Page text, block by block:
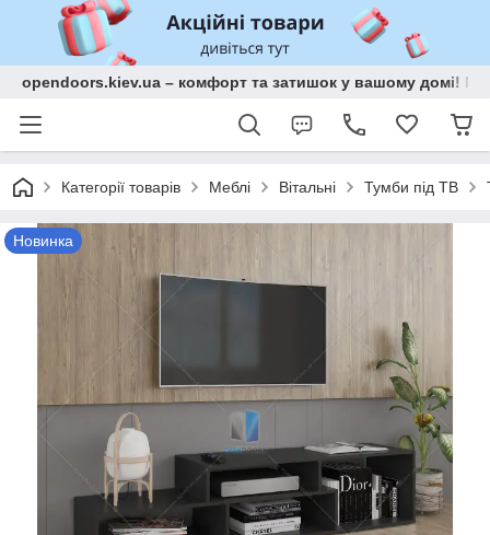
opendoors.kiev.ua – комфорт та затишок у вашому домі!
Категорії товарів Меблі Вітальні Тумби під ТВ
Новинка